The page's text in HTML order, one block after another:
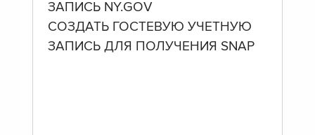
ЗАПИСЬ NY.GOV
СОЗДАТЬ ГОСТЕВУЮ УЧЕТНУЮ
ЗАПИСЬ ДЛЯ ПОЛУЧЕНИЯ SNAP